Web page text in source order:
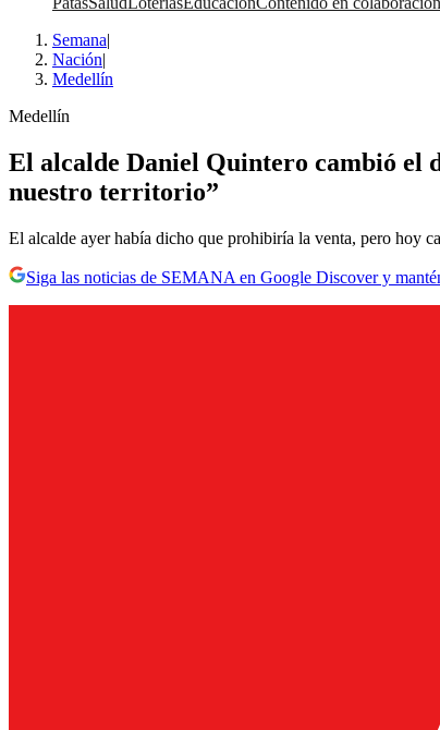
Semana|
Nación|
Medellín
Medellín
El alcalde Daniel Quintero cambió el
nuestro territorio”
El alcalde ayer había dicho que prohibiría la venta, pero hoy
Siga las noticias de SEMANA en Google Discover y